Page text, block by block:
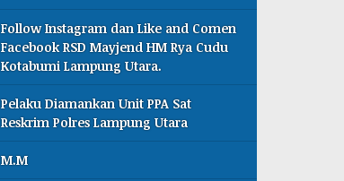
Follow Instagram dan Like and Comen
Facebook RSD Mayjend HM Rya Cudu
Kotabumi Lampung Utara.
Pelaku Diamankan Unit PPA Sat
Reskrim Polres Lampung Utara
M.M